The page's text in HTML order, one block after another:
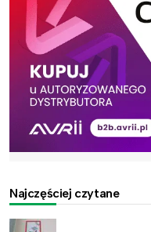
Najczęściej czytane